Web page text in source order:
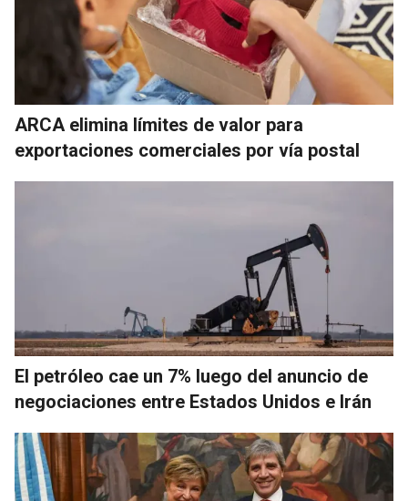
ARCA elimina límites de valor para
exportaciones comerciales por vía postal
El petróleo cae un 7% luego del anuncio de
negociaciones entre Estados Unidos e Irán